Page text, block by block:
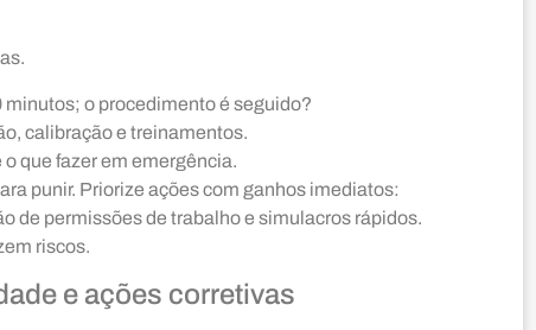
o procedimento é seguido?
calibração e treinamentos.
que fazer em emergência.
punir. Priorize ações com ganhos imediatos:
de permissões de trabalho e simulacros rápidos.
riscos.
e ações corretivas